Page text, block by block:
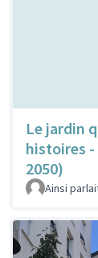
Le jardin
histoires
2050)
Ainsi